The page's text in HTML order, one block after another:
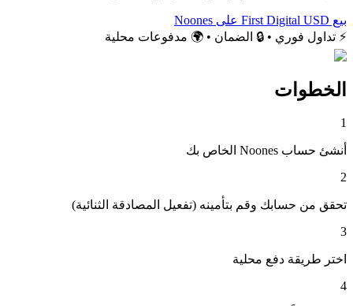
بيع First Digital USD على Noones
⚡ تداول فوري • 🔒 الضمان • 🌍 مدفوعات محلية
الخطوات
1
أنشئ حساب Noones الخاص بك
2
تحقق من حسابك وقم بتأمينه (تفعيل المصادقة الثنائية)
3
اختر طريقة دفع محلية
4